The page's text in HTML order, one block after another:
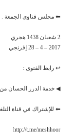
⬅ مجلس فتاوى الجمعة .
2 شعبان 1438 هجري
2017 – 4 – 28 إفرنجي
↩ رابط الفتوى :
◀ خدمة الدرر
⬅ للإشتراك في قناة
http://t.me/meshhoor